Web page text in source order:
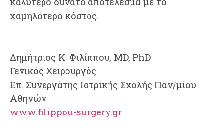
χαμηλότερο κόστος.
Δημήτριος Κ. Φιλίππου, MD, PhD
Γενικός Χειρουργός
Επ. Συνεργάτης Ιατρικής Σχολής Παν/μίου
Αθηνών
www.filippou-surgery.gr